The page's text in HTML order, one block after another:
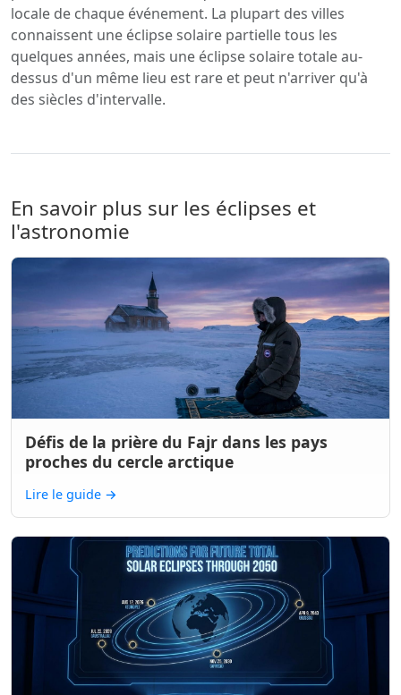
locale de chaque événement. La plupart des villes
connaissent une éclipse solaire partielle tous les
quelques années, mais une éclipse solaire totale au-
dessus d'un même lieu est rare et peut n'arriver qu'à
des siècles d'intervalle.
En savoir plus sur les éclipses et
l'astronomie
Défis de la prière du Fajr dans les pays
proches du cercle arctique
Lire le guide →